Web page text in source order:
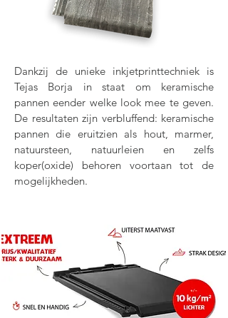
Dankzij de unieke inkjetprinttechniek is
Tejas Borja in staat om keramische
pannen eender welke look mee te geven.
De resultaten zijn verbluffend: keramische
pannen die eruitzien als hout, marmer,
natuursteen, natuurleien en zelfs
koper(oxide) behoren voortaan tot de
mogelijkheden.